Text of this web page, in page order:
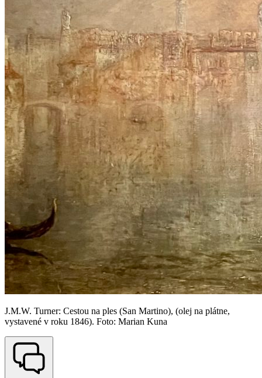
J.M.W. Turner: Cestou na ples (San Martino), (olej na plátne,
vystavené v roku 1846). Foto: Marian Kuna